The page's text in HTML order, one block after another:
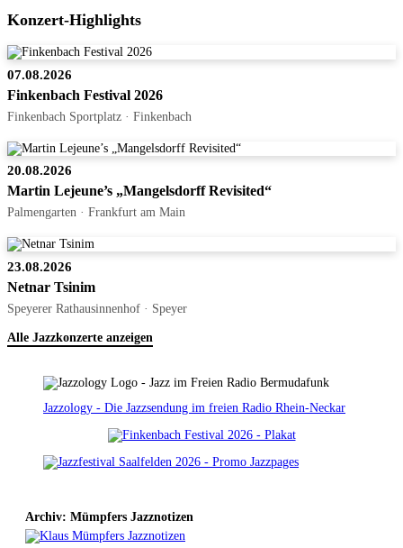
Konzert-Highlights
07.08.2026
Finkenbach Festival 2026
Finkenbach Sportplatz · Finkenbach
20.08.2026
Martin Lejeune’s „Mangelsdorff Revisited“
Palmengarten · Frankfurt am Main
23.08.2026
Netnar Tsinim
Speyerer Rathausinnenhof · Speyer
Alle Jazzkonzerte anzeigen
Jazzology - Die Jazzsendung im freien Radio Rhein-Neckar
Archiv: Mümpfers Jazznotizen